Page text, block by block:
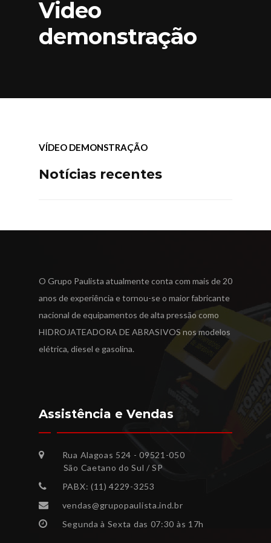
Video
demonstração
VÍDEO DEMONSTRAÇÃO
Notícias recentes
O Grupo Paulista atualmente conta com mais de 20
anos de experiência e tornou-se o maior fabricante
nacional de equipamentos de alta pressão como
HIDROJATEADORA DE ABRASIVOS nos modelos
elétrica, diesel e gasolina.
Assistência e Vendas
Rua Alagoas 524 - 09521-050
São Caetano do Sul / SP
PABX: (11) 4229-3253
vendas@grupopaulista.ind.br
Segunda à Sexta das 07:30 às 17h